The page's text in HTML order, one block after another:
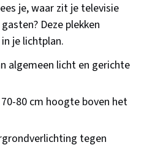
je, waar zit je televisie
Deze plekken
je lichtplan.
algemeen licht en gerichte
80 cm hoogte boven het
tegen